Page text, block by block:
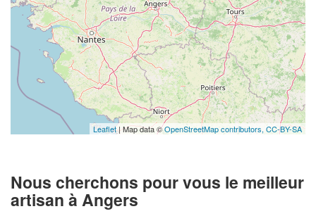
Leaflet| Map data ©OpenStreetMap contributors, CC-BY-SA
Nous cherchons pour vous le meilleur
artisan à Angers